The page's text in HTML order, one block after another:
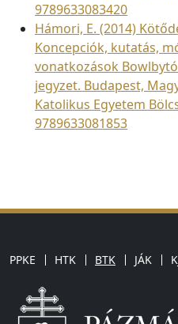
9789633083420
Hámori, E. (2014)
Koncepciók, kutatás,
vonatkozások
jegyzet. Budapest,
Katolikus Egyetem
9789633081853
PPKE HTK BTK JÁK